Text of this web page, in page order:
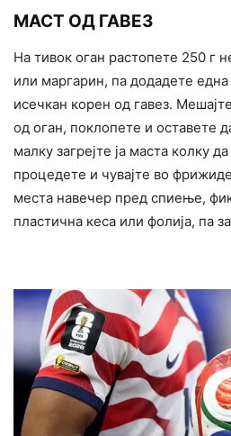
МАСТ ОД ГАВЕЗ
На тивок оган растопете 250 г
или маргарин, па додадете
исечкан корен од гавез.
од оган, поклопете и оставете
малку загрејте ја маста колку
процедете и чувајте во
места навечер пред спиење,
пластична кеса или фолија, па